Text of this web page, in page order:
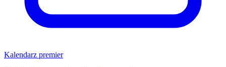
Kalendarz premier